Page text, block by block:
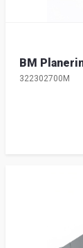
BM
322302700M